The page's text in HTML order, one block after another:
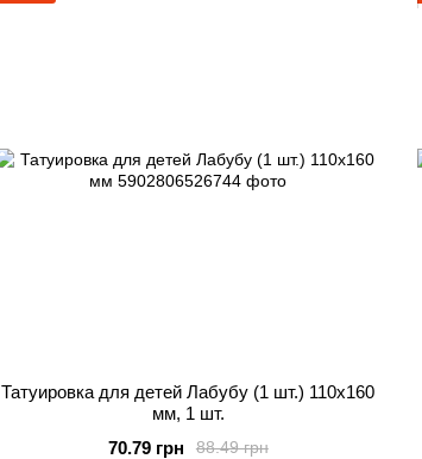
Татуировка для детей Лабубу (1 шт.) 110х160
мм, 1 шт.
88.49 грн
70.79 грн